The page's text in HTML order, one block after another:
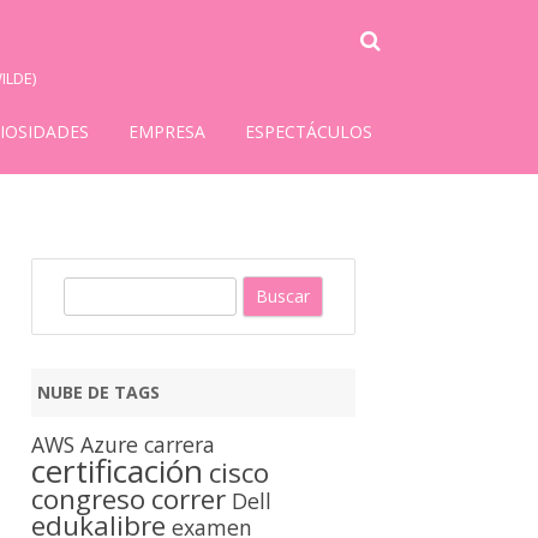
EMPRESA ESPECTÁCULOS
a
r
NUBE DE TAGS
AWS Azure carrera
certificación cisco
congreso correr Dell
edukalibre examen